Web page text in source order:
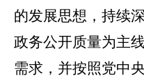
的发展思想，持续
政务公开质量为主
需求， 并按照党中